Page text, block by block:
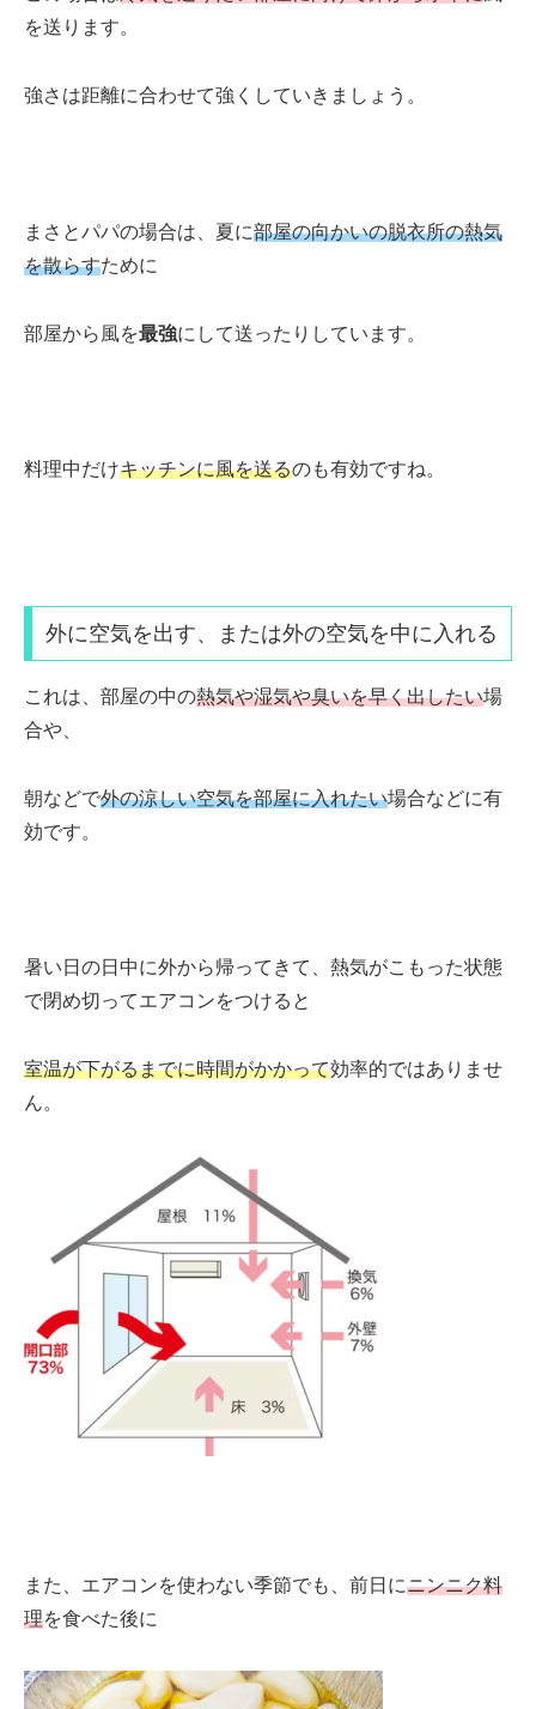
を送ります。
強さは距離に合わせて強くしていきましょう。
まさとパパの場合は、夏に部屋の向かいの脱衣所の熱気
を散らすために
部屋から風を最強にして送ったりしています。
料理中だけキッチンに風を送るのも有効ですね。
外に空気を出す、 または外の空気を中に入れる
これは、部屋の中の熱気や湿気や臭いを早く出したい場
合や、
朝などで外の涼しい空気を部屋に入れたい場合などに有
効です。
暑い日の日中に外から帰ってきて、 熱気がこもった状態
で閉め切ってエアコンをつけると
室温が下がるまでに時間がかかって効率的ではありませ
ん。
また、エアコンを使わない季節でも、前日にニンニク料
理を食べた後に